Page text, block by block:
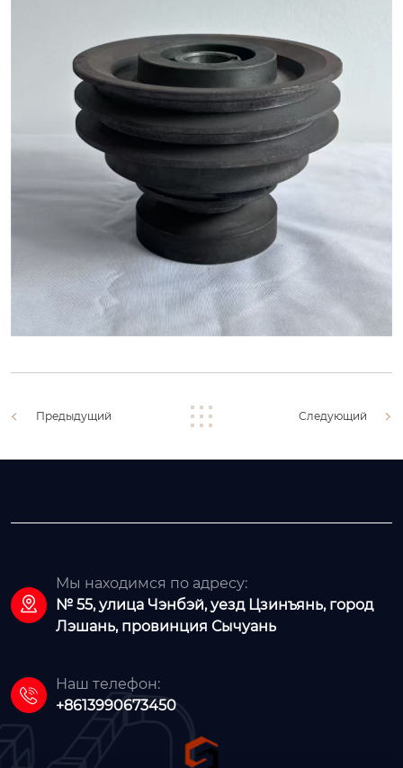
Предыдущий Следующий

Мы находимся по адресу:
№ 55, улица Чэнбэй, уезд Цзинъянь, город
Лэшань, провинция Сычуань

Наш телефон:
+8613990673450